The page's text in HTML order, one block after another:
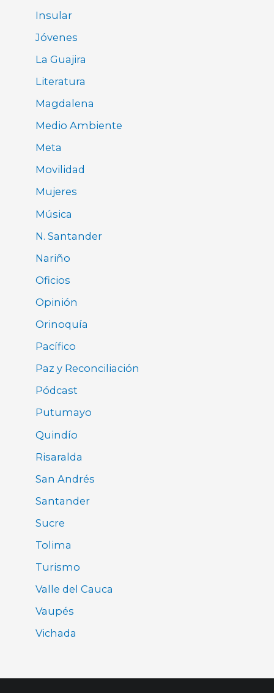
Insular
Jóvenes
La Guajira
Literatura
Magdalena
Medio Ambiente
Meta
Movilidad
Mujeres
Música
N. Santander
Nariño
Oficios
Opinión
Orinoquía
Pacífico
Paz y Reconciliación
Pódcast
Putumayo
Quindío
Risaralda
San Andrés
Santander
Sucre
Tolima
Turismo
Valle del Cauca
Vaupés
Vichada